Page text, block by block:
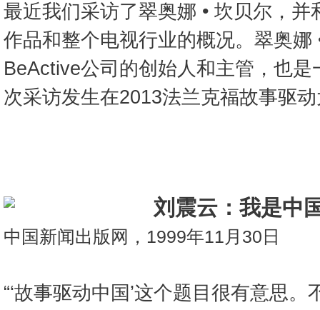
最近我们采访了翠奥娜 • 坎贝尔，
作品和整个电视行业的概况。翠奥娜
BeActive公司的创始人和主管，也
次采访发生在2013法兰克福故事驱
刘震云：我是中
中国新闻出版网，1999年11月30日
“‘故事驱动中国’这个题目很有意思